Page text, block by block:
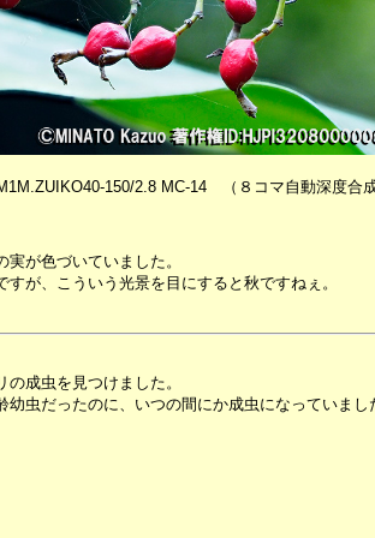
150/2.8 MC-14 （８コマ自動深度合
が色づいていました。
すが、こういう光景を目にすると秋ですねぇ。
成虫を見つけました。
幼虫だったのに、いつの間にか成虫になっていまし